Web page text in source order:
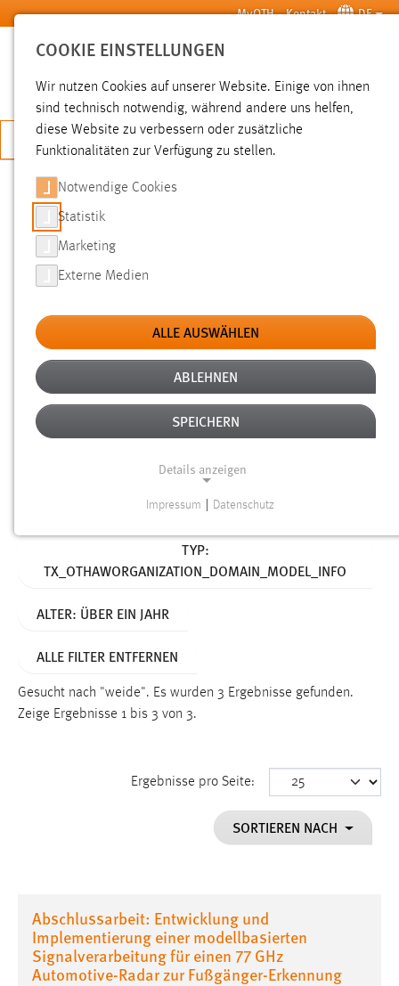
Zum Hauptinhalt springen MyOTH Kontakt DE
SUCHE
JETZT BEWERBEN
SUCHE
FILTER
Typ
Erstellungsdatum
Alter
TYP:
TX_OTHAWORGANIZATION_DOMAIN_MODEL_INFO
ALTER: ÜBER EIN JAHR
ALLE FILTER ENTFERNEN
Gesucht nach "weide". Es wurden 3 Ergebnisse gefunden.
Zeige Ergebnisse 1 bis 3 von 3.
Ergebnisse pro Seite:
SORTIEREN NACH
Abschlussarbeit: Entwicklung und
Implementierung einer modellbasierten
Signalverarbeitung für einen 77 GHz
Automotive-Radar zur Fußgänger-Erkennung
COOKIE EINSTELLUNGEN
Wir nutzen Cookies auf unserer Website. Einige von ihnen
sind technisch notwendig, während andere uns helfen,
diese Website zu verbessern oder zusätzliche
Funktionalitäten zur Verfügung zu stellen.
Notwendige Cookies
Statistik
Marketing
Externe Medien
ALLE AUSWÄHLEN
ABLEHNEN
SPEICHERN
Details anzeigen
Notwendige Cookies ermöglichen grundlegende
Funktionen und sind für die einwandfreie Funktion der
cookie_consent
Zweck:
Cookie Laufzeit:
staticfilecache
Zweck:
Für performante Seitenauslieferung wird in diesem Cookie
Impressum Datenschutz